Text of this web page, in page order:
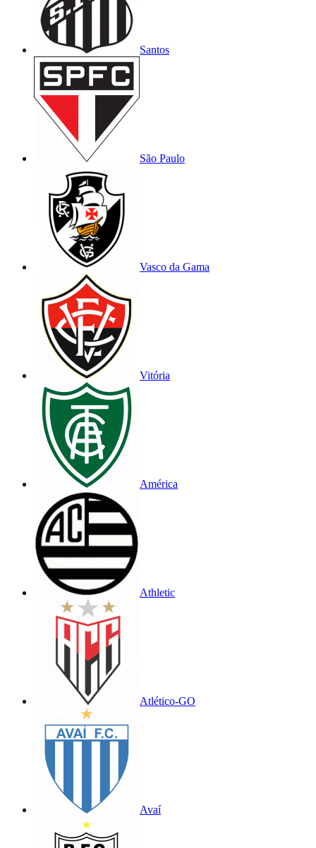
Santos
São Paulo
Vasco da Gama
Vitória
América
Athletic
Atlético-GO
Avaí